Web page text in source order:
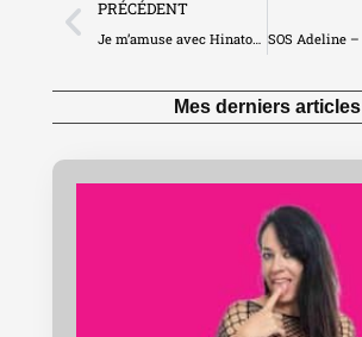
PRÉCÉDENT
Je m’amuse avec Hinatou au bord de la piscine en Corse (5173)
Mes derniers articles